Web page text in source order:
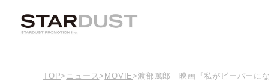
TOP> ニュース> MOVIE>渡部篤郎 映画『私がビーバーにな